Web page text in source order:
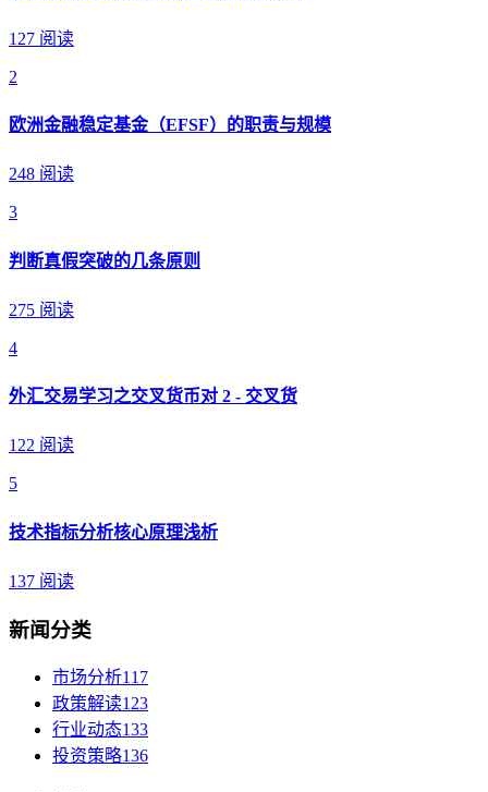
127 阅读
2
欧洲金融稳定基金（EFSF）的职责与规模
248 阅读
3
判断真假突破的几条原则
275 阅读
4
外汇交易学习之交叉货币对 2 - 交叉货
122 阅读
5
技术指标分析核心原理浅析
137 阅读
新闻分类
市场分析117
政策解读123
行业动态133
投资策略136